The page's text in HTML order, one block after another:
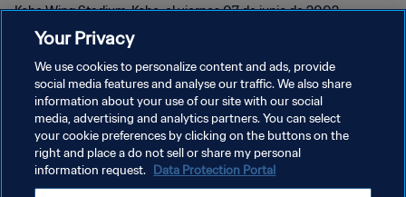
Kobe Wing Stadium, Kobe, el viernes 07 de junio de 2002.
POLÍTICA DE PRIVACIDAD
TÉRMINOS DE SERVICIO
AJUSTAR LA CONFIGURACIÓN DE LAS COOKIES
Your Privacy
We use cookies to personalize content and ads, provide
social media features and analyse our traffic. We also share
information about your use of our site with our social
media, advertising and analytics partners. You can select
your cookie preferences by clicking on the buttons on the
right and place a do not sell or share my personal
information request. Data Protection Portal